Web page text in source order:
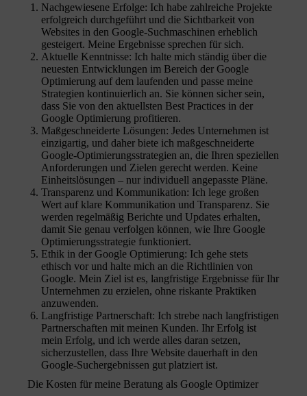
Nachgewiesene Erfolge: Ich habe zahlreiche Projekte
erfolgreich durchgeführt und die Sichtbarkeit von
Websites in den Google-Suchmaschinen erheblich
gesteigert. Meine Ergebnisse sprechen für sich.
Aktuelle Kenntnisse: Ich halte mich ständig über die
neuesten Entwicklungen im Bereich der Google
Optimierung auf dem laufenden und passe meine
Strategien kontinuierlich an. Sie können sicher sein,
dass Sie von den aktuellsten Best Practices in der
Google Optimierung profitieren.
Maßgeschneiderte Lösungen: Jedes Unternehmen ist
einzigartig, und daher biete ich maßgeschneiderte
Google-Optimierungsstrategien an, die Ihren speziellen
Anforderungen und Zielen gerecht werden. Keine
Einheitslösungen – nur individuell angepasste Pläne.
Transparenz und Kommunikation: Ich lege großen
Wert auf klare Kommunikation und Transparenz. Sie
werden regelmäßig Berichte und Updates erhalten,
damit Sie genau verfolgen können, wie Ihre Google
Optimierungsstrategie funktioniert.
Ethik in der Google Optimierung: Ich gehe stets
ethisch vor und halte mich an die Richtlinien von
Google. Mein Ziel ist es, langfristige Ergebnisse für Ihr
Unternehmen zu erzielen, ohne riskante Praktiken
anzuwenden.
Langfristige Partnerschaft: Ich strebe nach langfristigen
Partnerschaften mit meinen Kunden. Ihr Erfolg ist
mein Erfolg, und ich werde alles daran setzen,
sicherzustellen, dass Ihre Website dauerhaft in den
Google-Suchergebnissen gut platziert ist.
Die Kosten für meine Beratung als Google Optimizer